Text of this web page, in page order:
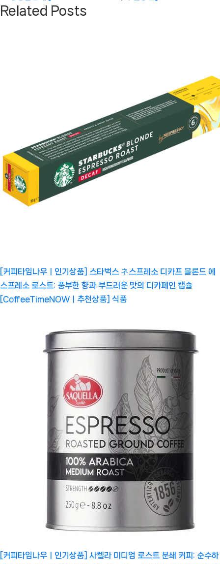
Related Posts
[커피타임나우ㅣ인기상품] 스타벅스 ネ스프레소 디카프 블론드 에
스프레소 로스트: 풍부한 향과 부드러운 맛의 디카페인 캡슐
[CoffeeTimeNOWㅣ추천상품] 식품
[커피타임나우ㅣ인기상품] 사켈라 미디엄 로스트 분쇄 커피: 순수하